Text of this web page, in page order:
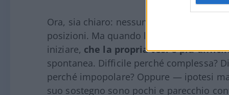
Ora, sia chiaro: nessuno contesta che
posizioni. Ma quando la stessa parte
iniziare, che la propria tesi è più
spontanea. Difficile perché complessa?
perché impopolare? Oppure — ipotesi
suo sostegno sono pochi e parecchio